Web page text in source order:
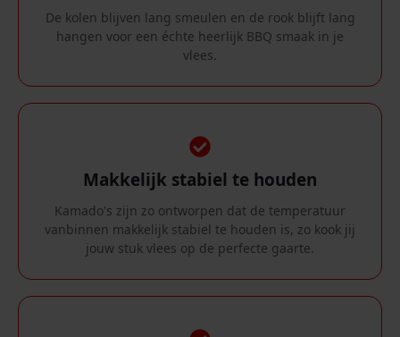
De kolen blijven lang smeulen en de rook blijft lang
hangen voor een échte heerlijk BBQ smaak in je
vlees.
Makkelijk stabiel te houden
Kamado's zijn zo ontworpen dat de temperatuur
vanbinnen makkelijk stabiel te houden is, zo kook jij
jouw stuk vlees op de perfecte gaarte.